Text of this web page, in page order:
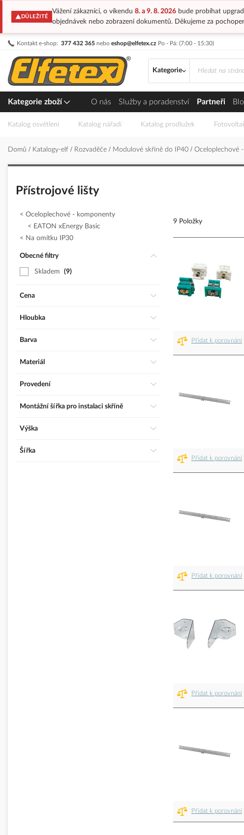
DŮLEŽITÉ
Vážení zákazníci, o víkendu 8. a 9. 8. 2026bude probíhat
objednávek nebo zobrazení dokumentů. Děkujeme za
Kontakt e-shop: 377 432 365 nebo eshop@elfetex.cz Po - Pá: (7:00 - 15:30)
Přejít
obsah
Kategorie
Kategorie zboží O nás Služby a poradenství Partneři
Katalog osvětlení Katalog nářadí Katalog prodlužek
Domů Katalogy-elf Rozvaděče Modulové skříně do IP40 Oceloplechové
Přístrojové lišty
9 Položky
Přidat k porovnání
Přidat k porovnání
Přidat k porovnání
Přidat k porovnání
Přidat k porovnání
Oceloplechové - komponenty
EATON xEnergy Basic
Na omítku IP30
Obecné filtry
Skladem 9
Cena
Hloubka
Barva
Materiál
Provedení
Montážní šířka pro instalaci skříně
Výška
Šířka